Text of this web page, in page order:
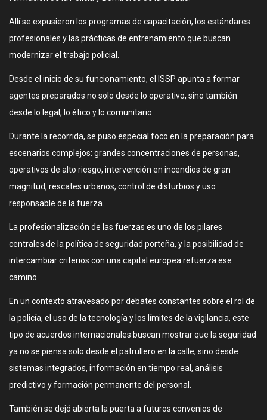
Allí se expusieron los programas de capacitación, los estándares
profesionales y las prácticas de entrenamiento que buscan
modernizar el trabajo policial.
Desde el inicio de su funcionamiento, el ISSP apunta a formar
agentes preparados no solo desde lo operativo, sino también
desde lo legal, lo ético y lo comunitario.
Durante la recorrida, se puso especial foco en la preparación para
escenarios complejos: grandes concentraciones de personas,
operativos de alto riesgo, intervención en incendios de gran
magnitud, rescates urbanos, control de disturbios y uso
responsable de la fuerza.
La profesionalización de las fuerzas es uno de los pilares
centrales de la política de seguridad porteña, y la posibilidad de
intercambiar criterios con una capital europea refuerza ese
camino.
En un contexto atravesado por debates constantes sobre el rol de
la policía, el uso de la tecnología y los límites de la vigilancia, este
tipo de acuerdos internacionales buscan mostrar que la seguridad
ya no se piensa solo desde el patrullero en la calle, sino desde
sistemas integrados, información en tiempo real, análisis
predictivo y formación permanente del personal.
También se dejó abierta la puerta a futuros convenios de